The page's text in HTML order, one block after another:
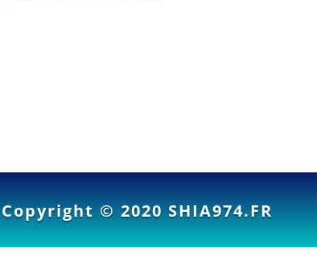
Copyright © 2020SHIA974.FR